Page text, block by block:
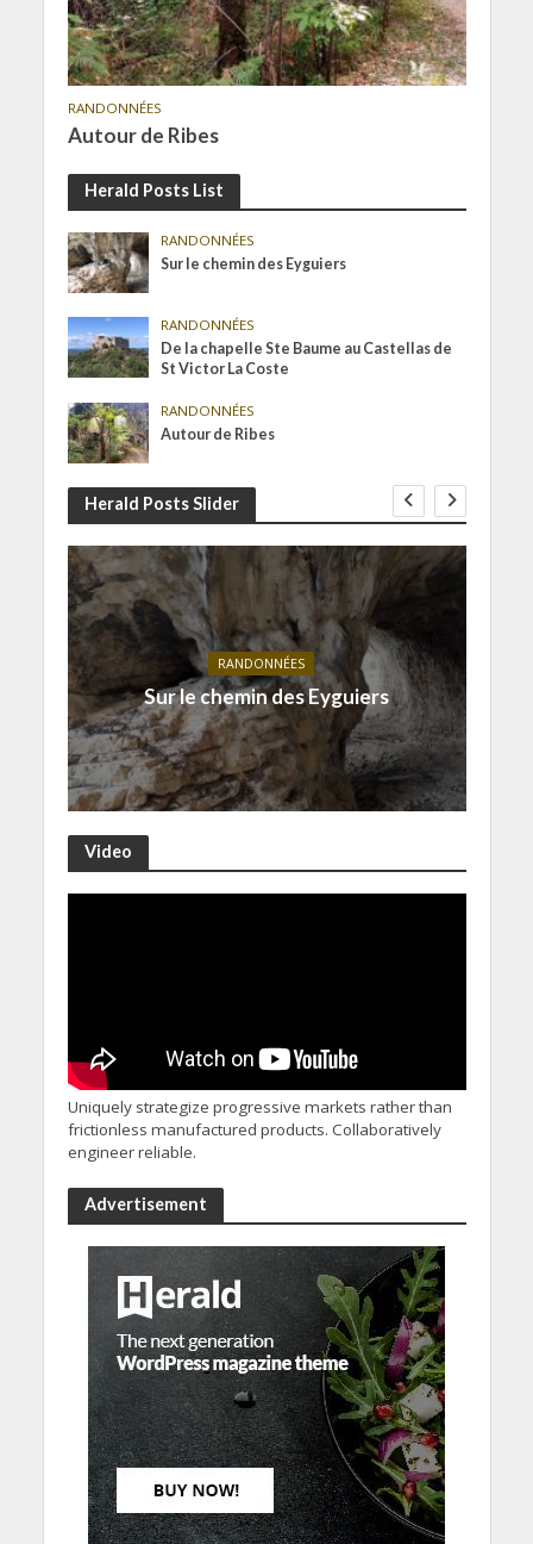
RANDONNÉES
Autour de Ribes
Herald Posts List
RANDONNÉES
Sur le chemin des Eyguiers
RANDONNÉES
De la chapelle Ste Baume au Castellas de
St Victor La Coste
RANDONNÉES
Autour de Ribes
Herald Posts Slider
RANDONNÉES
Sur le chemin des Eyguiers
Video
Uniquely strategize progressive markets rather than
frictionless manufactured products. Collaboratively
engineer reliable.
Advertisement